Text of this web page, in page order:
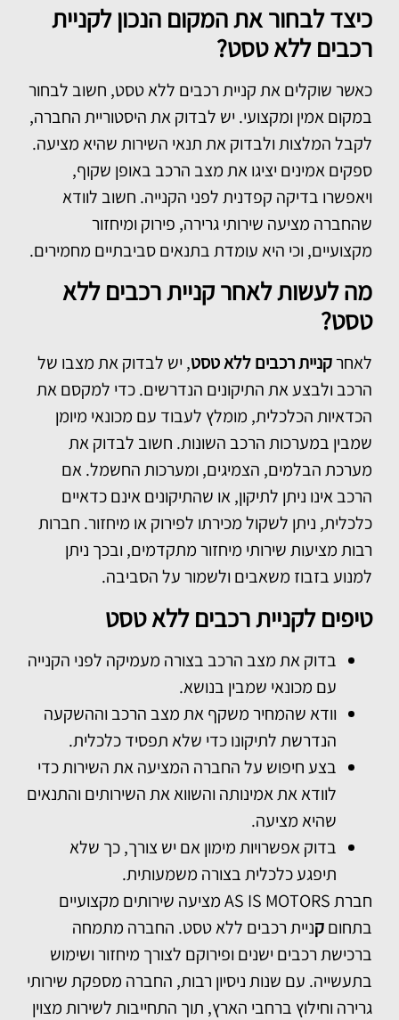
כיצד לבחור את המקום הנכון לקניית
רכבים ללא טסט?
כאשר שוקלים אתקניית רכבים ללא טסט, חשוב לבחור
במקום אמין ומקצועי. יש לבדוק את היסטוריית החברה,
לקבל המלצות ולבדוק את תנאי השירות שהיא מציעה.
ספקים אמינים יציגו את מצב הרכב באופן שקוף,
ויאפשרו בדיקה קפדנית לפני הקנייה. חשוב לוודא
שהחברה מציעה שירותי גרירה, פירוק ומיחזור
מקצועיים, וכי היא עומדת בתנאים סביבתיים מחמירים.
מה לעשות לאחר קניית רכבים ללא
טסט?
לאחרקניית רכבים ללא טסט, יש לבדוק את מצבו של
הרכב ולבצע את התיקונים הנדרשים. כדי למקסם את
הכדאיות הכלכלית, מומלץ לעבוד עם מכונאי מיומן
שמבין במערכות הרכב השונות. חשוב לבדוק את
מערכת הבלמים, הצמיגים, ומערכות החשמל. אם
הרכב אינו ניתן לתיקון, או שהתיקונים אינם כדאיים
כלכלית, ניתן לשקול מכירתו לפירוק או מיחזור. חברות
רבות מציעות שירותי מיחזור מתקדמים, ובכך ניתן
למנוע בזבוז משאבים ולשמור על הסביבה.
טיפים לקניית רכבים ללא טסט
בדוק את מצב הרכב בצורה מעמיקה לפני הקנייה
עם מכונאי שמבין בנושא.
וודא שהמחיר משקף את מצב הרכב וההשקעה
הנדרשת לתיקונו כדי שלא תפסיד כלכלית.
בצע חיפוש על החברה המציעה את השירות כדי
לוודא את אמינותה והשווא את השירותים והתנאים
שהיא מציעה.
בדוק אפשרויות מימון אם יש צורך, כך שלא
תיפגע כלכלית בצורה משמעותית.
חברת AS IS MOTORS מציעה שירותים מקצועיים
בתחוםקניית רכבים ללא טסט. החברה מתמחה
ברכישת רכבים ישנים ופירוקם לצורך מיחזור ושימוש
בתעשייה. עם שנות ניסיון רבות, החברה מספקת שירותי
גרירה וחילוץ ברחבי הארץ, תוך התחייבות לשירות מצוין